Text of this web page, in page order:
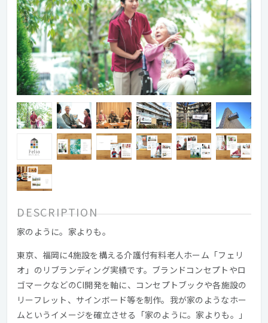
DESCRIPTION
家のように。家よりも。
東京、福岡に4施設を構える介護付有料老人ホーム「フェリ
オ」のリブランディング実績です。ブランドコンセプトやロ
ゴマークなどのCI開発を軸に、コンセプトブックや各施設の
リーフレット、サインボード等を制作。我が家のようなホー
ムというイメージを確立させる「家のように。家よりも。」